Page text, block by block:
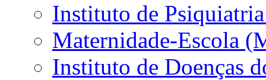
Instituto de
Maternidade-Escola
Instituto de Doenças